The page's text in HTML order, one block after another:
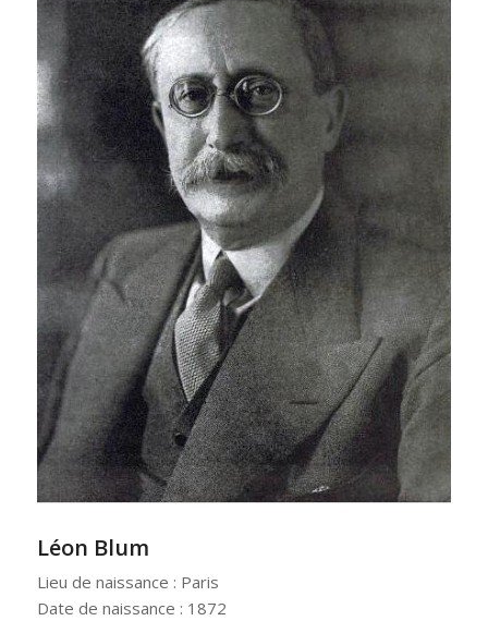
Léon Blum
Lieu de naissance : Paris
Date de naissance : 1872